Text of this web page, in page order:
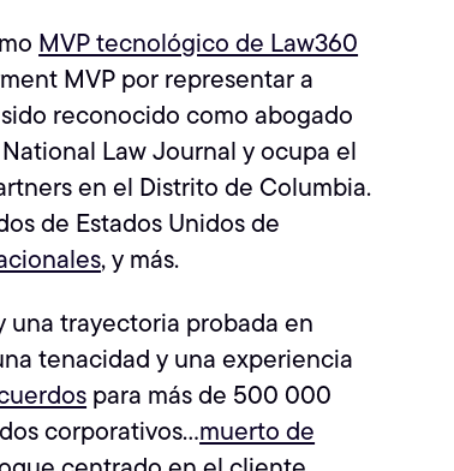
MVP tecnológico de Law360
MVP por representar a
reconocido como abogado
Law Journal y ocupa el
en el Distrito de Columbia.
de Estados Unidos de
, y más.
trayectoria probada en
tenacidad y una experiencia
para más de 500 000
corporativos...muerto de